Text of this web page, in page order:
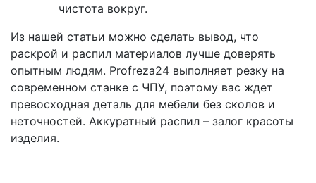
чистота вокруг.
Из нашей статьи можно сделать вывод, что
раскрой и распил материалов лучше доверять
опытным людям. Profreza24 выполняет резку на
современном станке с ЧПУ, поэтому вас ждет
превосходная деталь для мебели без сколов и
неточностей. Аккуратный распил – залог красоты
изделия.